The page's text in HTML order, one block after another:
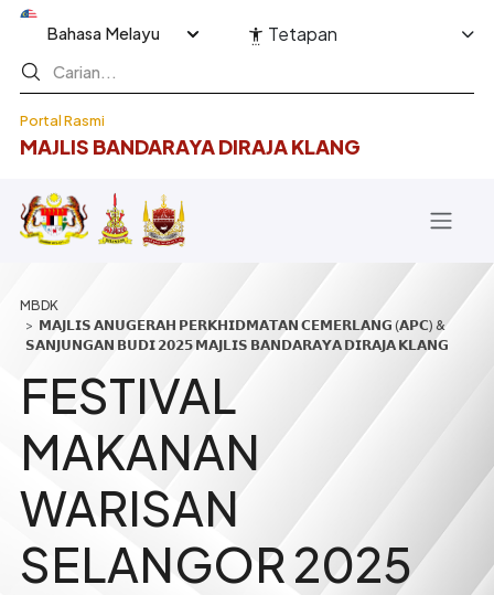
Langkau ke kandungan utama
Portal Rasmi
MAJLIS BANDARAYA DIRAJA KLANG
Select your language Tetapan
Breadcrumb
𝗠𝗔𝗝𝗟𝗜𝗦 𝗔𝗡𝗨𝗚𝗘𝗥𝗔𝗛 𝗣𝗘𝗥𝗞𝗛𝗜𝗗𝗠𝗔𝗧𝗔𝗡 𝗖𝗘𝗠𝗘𝗥𝗟𝗔𝗡𝗚 (𝗔𝗣𝗖) &
𝗦𝗔𝗡𝗝𝗨𝗡𝗚𝗔𝗡 𝗕𝗨𝗗𝗜 𝟮𝟬𝟮𝟱 𝗠𝗔𝗝𝗟𝗜𝗦 𝗕𝗔𝗡𝗗𝗔𝗥𝗔𝗬𝗔 𝗗𝗜𝗥𝗔𝗝𝗔 𝗞𝗟𝗔𝗡𝗚
FESTIVAL
MAKANAN
WARISAN
SELANGOR 2025